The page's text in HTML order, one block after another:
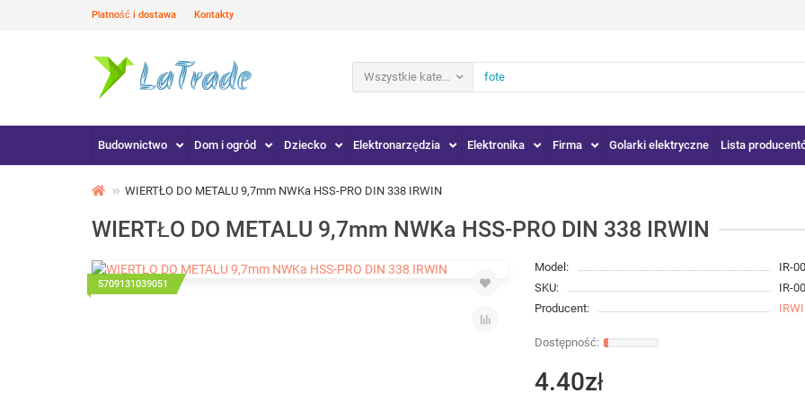
Płatność i dostawa Kontakty
Wszystkie kategorie
Budownictwo Dom i ogród Dziecko Elektronarzędzia Elektronika Firma Golarki elektryczne Lista
WIERTŁO DO METALU 9,7mm NWKa HSS-PRO DIN 338 IRWIN
WIERTŁO DO METALU 9,7mm NWKa HSS-PRO DIN 338 IRWIN
5709131039051
Model:
IR-
SKU:
IR-
Producent:
4.40zł